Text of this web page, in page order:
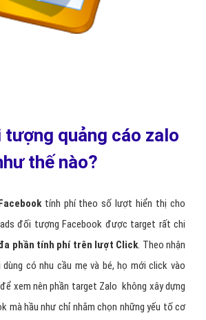
quảng cáo zalo
thế nào?
tính phí theo số lượt hiển thị cho
đối tượng Facebook được target rất chi
phần tính phí trên lượt Click . Theo nhận
có nhu cầu mẹ và bé, họ mới click vào
xem nên phần target Zalo không xây dựng
mà hầu như chỉ nhắm chọn những yếu tố cơ